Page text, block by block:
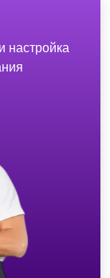
настройка